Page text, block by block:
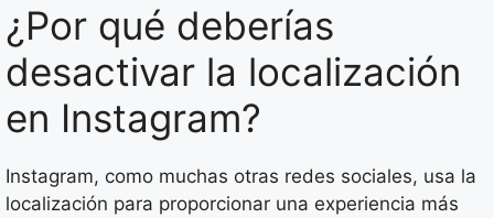
¿Por qué deberías
desactivar la localización
en Instagram?
Instagram, como muchas otras redes sociales, usa la
localización para proporcionar una experiencia más